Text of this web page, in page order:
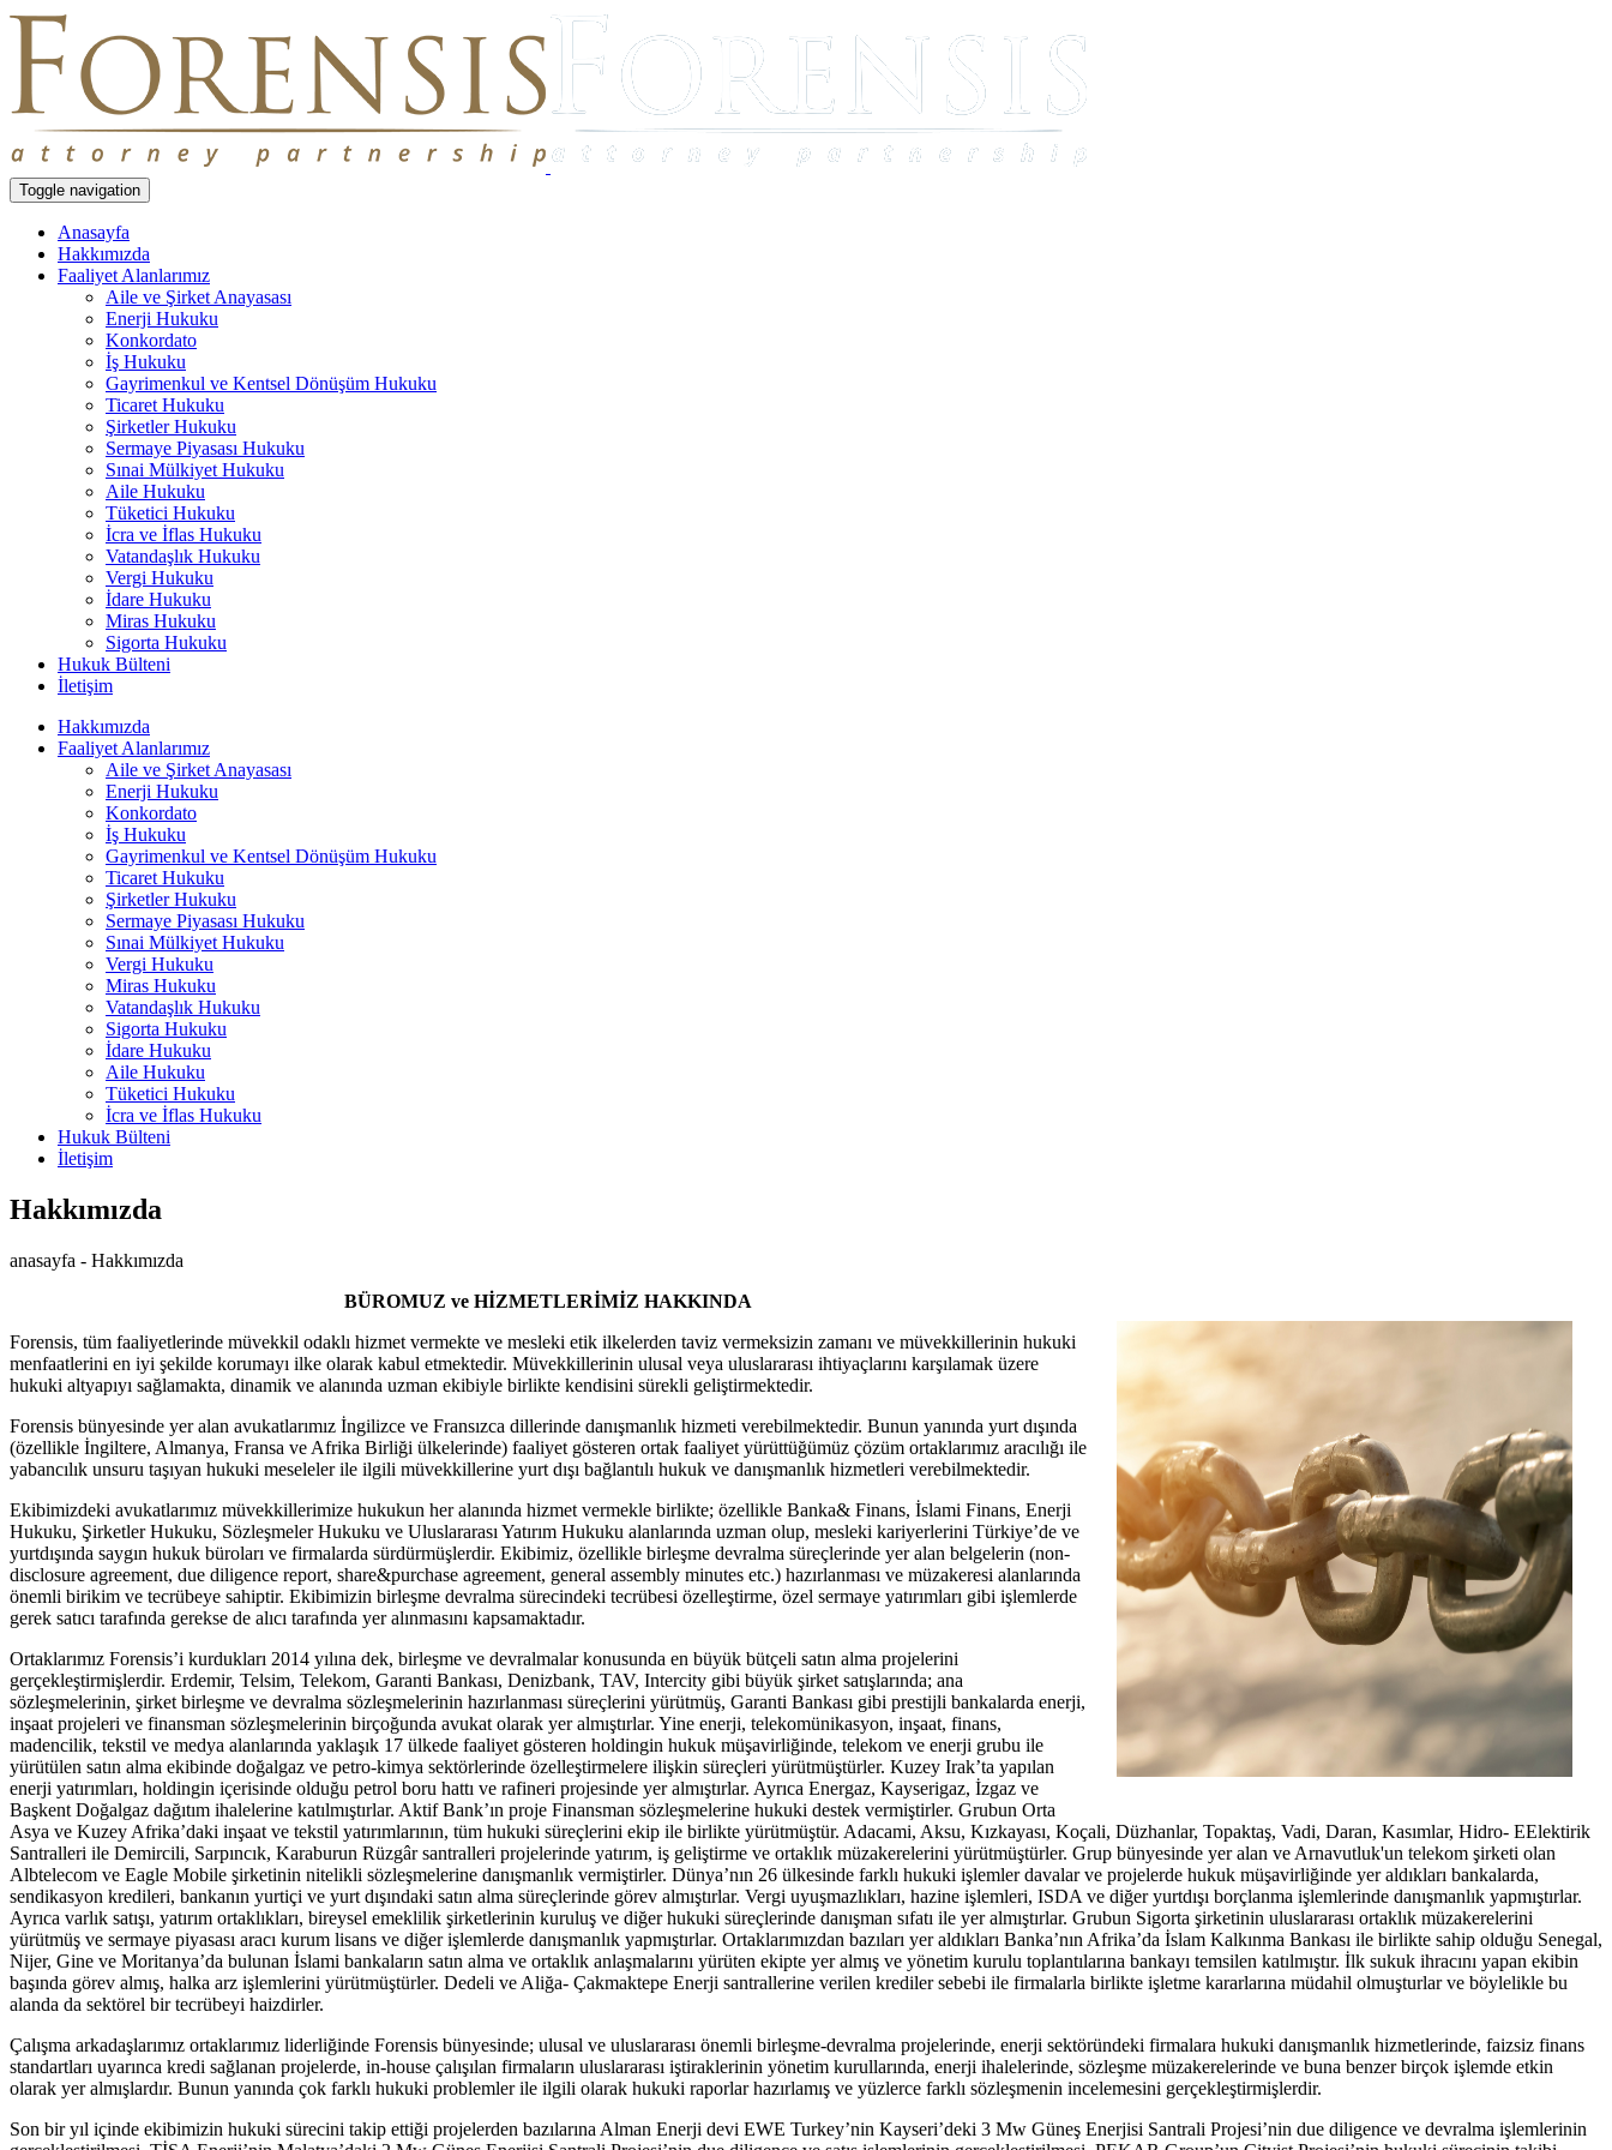
Toggle navigation
Anasayfa
Hakkımızda
Faaliyet Alanlarımız
Aile ve Şirket Anayasası
Enerji Hukuku
Konkordato
İş Hukuku
Gayrimenkul ve Kentsel Dönüşüm Hukuku
Ticaret Hukuku
Şirketler Hukuku
Sermaye Piyasası Hukuku
Sınai Mülkiyet Hukuku
Aile Hukuku
Tüketici Hukuku
İcra ve İflas Hukuku
Vatandaşlık Hukuku
Vergi Hukuku
İdare Hukuku
Miras Hukuku
Sigorta Hukuku
Hukuk Bülteni
İletişim
Hakkımızda
Faaliyet Alanlarımız
Aile ve Şirket Anayasası
Enerji Hukuku
Konkordato
İş Hukuku
Gayrimenkul ve Kentsel Dönüşüm Hukuku
Ticaret Hukuku
Şirketler Hukuku
Sermaye Piyasası Hukuku
Sınai Mülkiyet Hukuku
Vergi Hukuku
Miras Hukuku
Vatandaşlık Hukuku
Sigorta Hukuku
İdare Hukuku
Aile Hukuku
Tüketici Hukuku
İcra ve İflas Hukuku
Hukuk Bülteni
İletişim
Hakkımızda
anasayfa - Hakkımızda
BÜROMUZ ve HİZMETLERİMİZ HAKKINDA
Forensis, tüm faaliyetlerinde müvekkil odaklı hizmet vermekte ve mesleki etik ilkelerden taviz vermeksizin zamanı ve müvekkillerinin hukuki
menfaatlerini en iyi şekilde korumayı ilke olarak kabul etmektedir. Müvekkillerinin ulusal veya uluslararası ihtiyaçlarını karşılamak üzere
hukuki altyapıyı sağlamakta, dinamik ve alanında uzman ekibiyle birlikte kendisini sürekli geliştirmektedir.
Forensis bünyesinde yer alan avukatlarımız İngilizce ve Fransızca dillerinde danışmanlık hizmeti verebilmektedir. Bunun yanında yurt dışında
(özellikle İngiltere, Almanya, Fransa ve Afrika Birliği ülkelerinde) faaliyet gösteren ortak faaliyet yürüttüğümüz çözüm ortaklarımız aracılığı ile
yabancılık unsuru taşıyan hukuki meseleler ile ilgili müvekkillerine yurt dışı bağlantılı hukuk ve danışmanlık hizmetleri verebilmektedir.
Ekibimizdeki avukatlarımız müvekkillerimize hukukun her alanında hizmet vermekle birlikte; özellikle Banka& Finans, İslami Finans, Enerji
Hukuku, Şirketler Hukuku, Sözleşmeler Hukuku ve Uluslararası Yatırım Hukuku alanlarında uzman olup, mesleki kariyerlerini Türkiye’de ve
yurtdışında saygın hukuk büroları ve firmalarda sürdürmüşlerdir. Ekibimiz, özellikle birleşme devralma süreçlerinde yer alan belgelerin (non-
disclosure agreement, due diligence report, share&purchase agreement, general assembly minutes etc.) hazırlanması ve müzakeresi alanlarında
önemli birikim ve tecrübeye sahiptir. Ekibimizin birleşme devralma sürecindeki tecrübesi özelleştirme, özel sermaye yatırımları gibi işlemlerde
gerek satıcı tarafında gerekse de alıcı tarafında yer alınmasını kapsamaktadır.
Ortaklarımız Forensis’i kurdukları 2014 yılına dek, birleşme ve devralmalar konusunda en büyük bütçeli satın alma projelerini
gerçekleştirmişlerdir. Erdemir, Telsim, Telekom, Garanti Bankası, Denizbank, TAV, Intercity gibi büyük şirket satışlarında; ana
sözleşmelerinin, şirket birleşme ve devralma sözleşmelerinin hazırlanması süreçlerini yürütmüş, Garanti Bankası gibi prestijli bankalarda enerji,
inşaat projeleri ve finansman sözleşmelerinin birçoğunda avukat olarak yer almıştırlar. Yine enerji, telekomünikasyon, inşaat, finans,
madencilik, tekstil ve medya alanlarında yaklaşık 17 ülkede faaliyet gösteren holdingin hukuk müşavirliğinde, telekom ve enerji grubu ile
yürütülen satın alma ekibinde doğalgaz ve petro-kimya sektörlerinde özelleştirmelere ilişkin süreçleri yürütmüştürler. Kuzey Irak’ta yapılan
enerji yatırımları, holdingin içerisinde olduğu petrol boru hattı ve rafineri projesinde yer almıştırlar. Ayrıca Energaz, Kayserigaz, İzgaz ve
Başkent Doğalgaz dağıtım ihalelerine katılmıştırlar. Aktif Bank’ın proje Finansman sözleşmelerine hukuki destek vermiştirler. Grubun Orta
Asya ve Kuzey Afrika’daki inşaat ve tekstil yatırımlarının, tüm hukuki süreçlerini ekip ile birlikte yürütmüştür. Adacami, Aksu, Kızkayası, Koçali, Düzhanlar, Topaktaş, Vadi, Daran, Kasımlar, Hidro- EElektirik
Santralleri ile Demircili, Sarpıncık, Karaburun Rüzgâr santralleri projelerinde yatırım, iş geliştirme ve ortaklık müzakerelerini yürütmüştürler. Grup bünyesinde yer alan ve Arnavutluk'un telekom şirketi olan
Albtelecom ve Eagle Mobile şirketinin nitelikli sözleşmelerine danışmanlık vermiştirler. Dünya’nın 26 ülkesinde farklı hukuki işlemler davalar ve projelerde hukuk müşavirliğinde yer aldıkları bankalarda,
sendikasyon kredileri, bankanın yurtiçi ve yurt dışındaki satın alma süreçlerinde görev almıştırlar. Vergi uyuşmazlıkları, hazine işlemleri, ISDA ve diğer yurtdışı borçlanma işlemlerinde danışmanlık yapmıştırlar.
Ayrıca varlık satışı, yatırım ortaklıkları, bireysel emeklilik şirketlerinin kuruluş ve diğer hukuki süreçlerinde danışman sıfatı ile yer almıştırlar. Grubun Sigorta şirketinin uluslararası ortaklık müzakerelerini
yürütmüş ve sermaye piyasası aracı kurum lisans ve diğer işlemlerde danışmanlık yapmıştırlar. Ortaklarımızdan bazıları yer aldıkları Banka’nın Afrika’da İslam Kalkınma Bankası ile birlikte sahip olduğu Senegal,
Nijer, Gine ve Moritanya’da bulunan İslami bankaların satın alma ve ortaklık anlaşmalarını yürüten ekipte yer almış ve yönetim kurulu toplantılarına bankayı temsilen katılmıştır. İlk sukuk ihracını yapan ekibin
başında görev almış, halka arz işlemlerini yürütmüştürler. Dedeli ve Aliğa- Çakmaktepe Enerji santrallerine verilen krediler sebebi ile firmalarla birlikte işletme kararlarına müdahil olmuşturlar ve böylelikle bu
alanda da sektörel bir tecrübeyi haizdirler.
Çalışma arkadaşlarımız ortaklarımız liderliğinde Forensis bünyesinde; ulusal ve uluslararası önemli birleşme-devralma projelerinde, enerji sektöründeki firmalara hukuki danışmanlık hizmetlerinde, faizsiz finans
standartları uyarınca kredi sağlanan projelerde, in-house çalışılan firmaların uluslararası iştiraklerinin yönetim kurullarında, enerji ihalelerinde, sözleşme müzakerelerinde ve buna benzer birçok işlemde etkin
olarak yer almışlardır. Bunun yanında çok farklı hukuki problemler ile ilgili olarak hukuki raporlar hazırlamış ve yüzlerce farklı sözleşmenin incelemesini gerçekleştirmişlerdir.
Son bir yıl içinde ekibimizin hukuki sürecini takip ettiği projelerden bazılarına Alman Enerji devi EWE Turkey’nin Kayseri’deki 3 Mw Güneş Enerjisi Santrali Projesi’nin due diligence ve devralma işlemlerinin